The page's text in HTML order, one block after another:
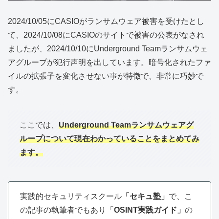
2024/10/05にCASIOがランサムウェア被害を受けたとし
て、2024/10/08にCASIOのサイトで被害の公表がなされ
ましたが、2024/10/10にUnderground Teamランサムウェ
アグループが犯行声明を出しています。暗号化されたファ
イルの拡張子を変化させない事が特徴で、非常に巧妙で
す。
ここでは、 Underground Teamランサムウェアグ
ループについて現在わかっていることをまとめてみ
ます。
実践的セキュリティスクール 「セキュ塾」 で、こ
の記事の執筆者でもあり「 OSINT実践ガイド」 の